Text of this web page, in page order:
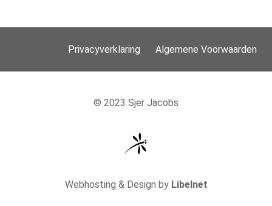
Privacyverklaring Algemene Voorwaarden
© 2023 Sjer Jacobs
Webhosting & Design by Libelnet